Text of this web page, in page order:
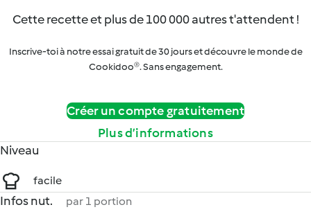
Cette recette et plus de 100 000 autres t'attendent !
Inscrive-toi à notre essai gratuit de 30 jours et découvre le monde de
Cookidoo®. Sans engagement.
Créer un compte gratuitement
Plus d’informations
Niveau
facile
Infos nut. par 1 portion